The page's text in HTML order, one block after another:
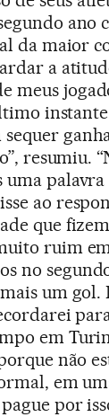
ano
da maior
a
meus
resumiu.
ao
que
ruim
no
um gol.
em
não
em
por